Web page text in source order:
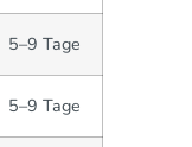
5–9 Tage
5–9 Tage